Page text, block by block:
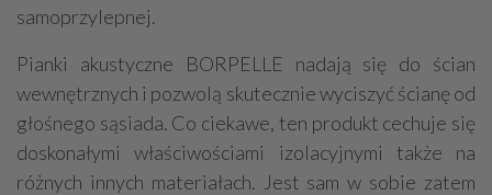
samoprzylepnej.
Pianki akustyczne BORPELLE nadają się do ścian
wewnętrznych i pozwolą skutecznie wyciszyć ścianę od
głośnego sąsiada. Co ciekawe, ten produkt cechuje się
doskonałymi właściwościami izolacyjnymi także na
różnych innych materiałach. Jest sam w sobie zatem